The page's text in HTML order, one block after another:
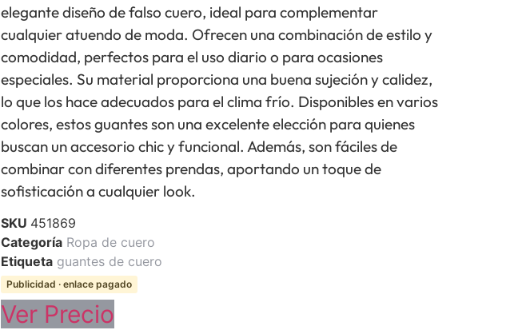
elegante diseño de falso cuero, ideal para complementar
cualquier atuendo de moda. Ofrecen una combinación de estilo y
comodidad, perfectos para el uso diario o para ocasiones
especiales. Su material proporciona una buena sujeción y calidez,
lo que los hace adecuados para el clima frío. Disponibles en varios
colores, estos guantes son una excelente elección para quienes
buscan un accesorio chic y funcional. Además, son fáciles de
combinar con diferentes prendas, aportando un toque de
sofisticación a cualquier look.
SKU 451869
Categoría Ropa de cuero
Etiqueta guantes de cuero
Publicidad · enlace pagado
Ver Precio